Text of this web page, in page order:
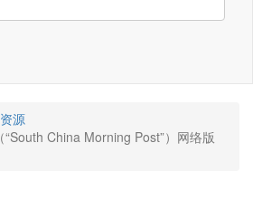
源
China Morning Post”）网络版